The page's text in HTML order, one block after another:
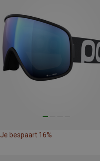
Je bespaart 16%